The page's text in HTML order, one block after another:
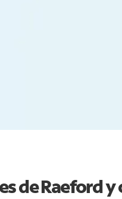
de Raeford